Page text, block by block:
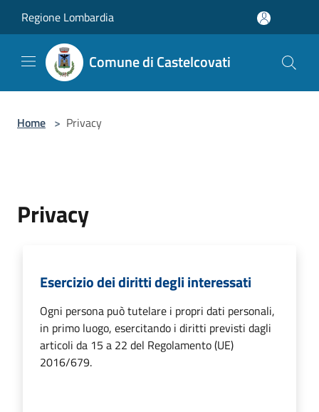
Regione Lombardia
Comune di Castelcovati
Home > Privacy
Privacy
Esercizio dei diritti degli interessati
Ogni persona può tutelare i propri dati personali,
in primo luogo, esercitando i diritti previsti dagli
articoli da 15 a 22 del Regolamento (UE)
2016/679.